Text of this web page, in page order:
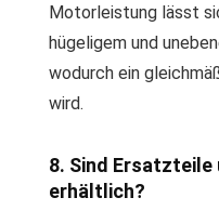
Motorleistung lässt
hügeligem und
wodurch ein
wird.
8. Sind
erhältlich?